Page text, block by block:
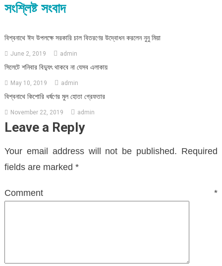
সংশ্লিষ্ট সংবাদ
বিশ্বনাথে ঈদ উপলক্ষে সরকারি চাল বিতরণের উদ্বোধন করলেন নুনু মিয়া
June 2, 2019 admin
সিলেটে শনিবার বিদ্যুৎ থাকবে না যেসব এলাকায়
May 10, 2019 admin
বিশ্বনাথে কিশোরি ধর্ষণের মুল হোতা গ্রেফতার
November 22, 2019 admin
Leave a Reply
Your email address will not be published. Required
fields are marked *
Comment*